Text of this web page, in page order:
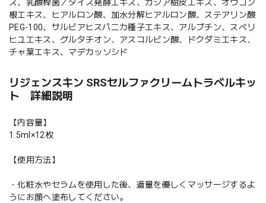
ス、乳酸桿菌／ダイズ発酵エキス、カシア樹皮エキス、オウゴン
根エキス、ヒアルロン酸、加水分解ヒアルロン酸、ステアリン酸
PEG-100、サルビアヒスパニカ種子エキス、アルブチン、スベリ
ヒユエキス、グルタチオン、アスコルビン酸、ドクダミエキス、
チャ葉エキス、マデカッソシド
リジェンスキン SRSセルファクリームトラベルキッ
ト 詳細説明
【内容量】
1.5ml×12枚
【使用方法】
・化粧水やセラムを使用した後、適量を優しくマッサージするよ
うにお顔へ塗布してください。